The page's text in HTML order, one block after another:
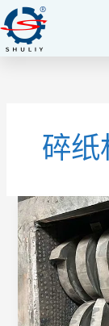
至
内
碎纸
何
时
更
换
刀
片：
查